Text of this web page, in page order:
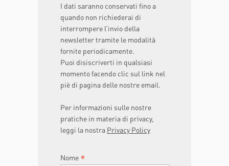
I dati saranno conservati fino a
quando non richiederai di
interrompere l’invio della
newsletter tramite le modalità
fornite periodicamente.
Puoi disiscriverti in qualsiasi
momento facendo clic sul link nel
piè di pagina delle nostre email.
Per informazioni sulle nostre
pratiche in materia di privacy,
leggi la nostra Privacy Policy
Nome *